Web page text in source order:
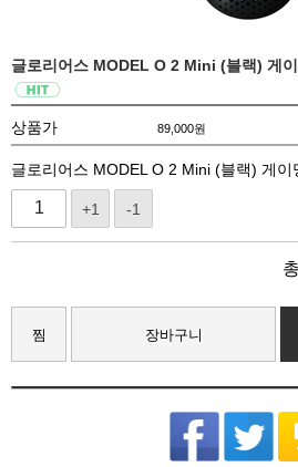
글로리어스 MODEL O 2 Mini (블랙) 게
상품가 89,000원
글로리어스 MODEL O 2 Mini (블랙) 게이
+1 -1
찜 장바구니